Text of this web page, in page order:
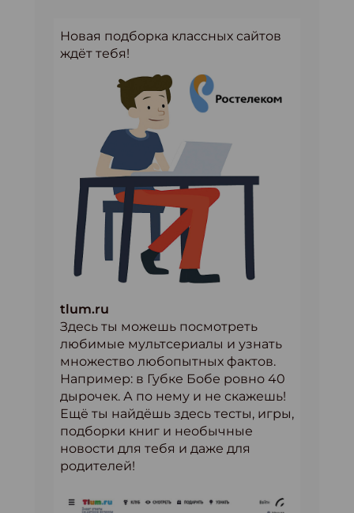
Новая подборка классных сайтов
ждёт тебя!
tlum.ru
Здесь ты можешь посмотреть
любимые мультсериалы и узнать
множество любопытных фактов.
Например: в Губке Бобе ровно 40
дырочек. А по нему и не скажешь!
Ещё ты найдёшь здесь тесты, игры,
подборки книг и необычные
новости для тебя и даже для
родителей!